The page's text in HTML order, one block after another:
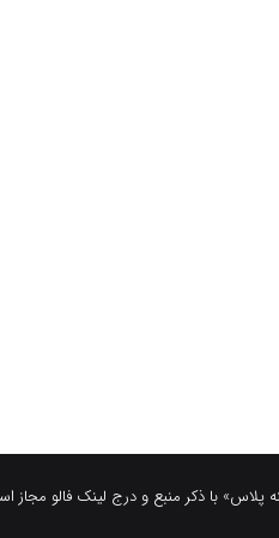
پلاس» با ذکر منبع و درج لینک فالو مجاز